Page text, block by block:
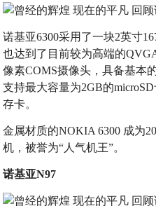
诺基亚6300采用了一块2英寸
也达到了目前较为高端的
像素COMS摄像头，具备基本
支持最大容量为2GB的
存卡。
金属材质的NOKIA 6300 成为
机，被誉为“人气机王”。
诺基亚N97